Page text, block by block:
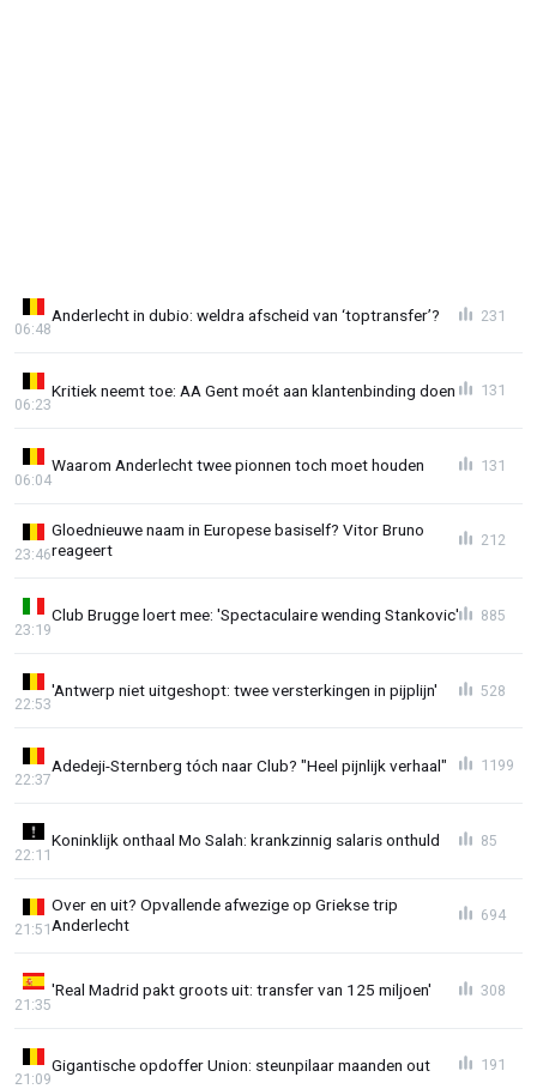
Anderlecht in dubio: weldra afscheid van ‘toptransfer’?
06:48
231
Kritiek neemt toe: AA Gent moét aan klantenbinding doen
06:23
131
Waarom Anderlecht twee pionnen toch moet houden
06:04
131
Gloednieuwe naam in Europese basiself? Vitor Bruno
reageert
23:46
212
Club Brugge loert mee: 'Spectaculaire wending Stankovic'
23:19
885
'Antwerp niet uitgeshopt: twee versterkingen in pijplijn'
22:53
528
Adedeji-Sternberg tóch naar Club? "Heel pijnlijk verhaal"
22:37
1199
Koninklijk onthaal Mo Salah: krankzinnig salaris onthuld
22:11
85
Over en uit? Opvallende afwezige op Griekse trip
Anderlecht
21:51
694
'Real Madrid pakt groots uit: transfer van 125 miljoen'
21:35
308
Gigantische opdoffer Union: steunpilaar maanden out
21:09
191